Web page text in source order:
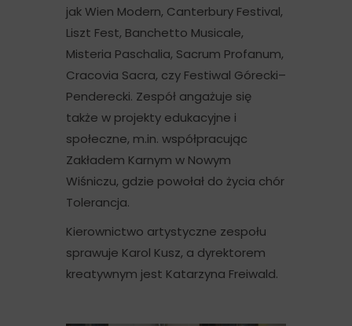
jak Wien Modern, Canterbury Festival,
Liszt Fest, Banchetto Musicale,
Misteria Paschalia, Sacrum Profanum,
Cracovia Sacra, czy Festiwal Górecki–
Penderecki. Zespół angażuje się
także w projekty edukacyjne i
społeczne, m.in. współpracując
Zakładem Karnym w Nowym
Wiśniczu, gdzie powołał do życia chór
Tolerancja.
Kierownictwo artystyczne zespołu
sprawuje Karol Kusz, a dyrektorem
kreatywnym jest Katarzyna Freiwald.